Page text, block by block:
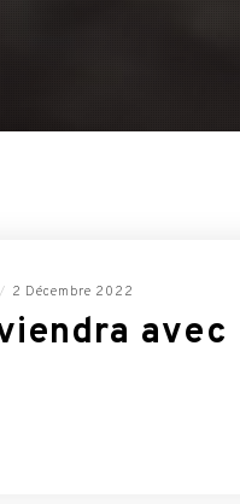
2 Décembre 2022
avec